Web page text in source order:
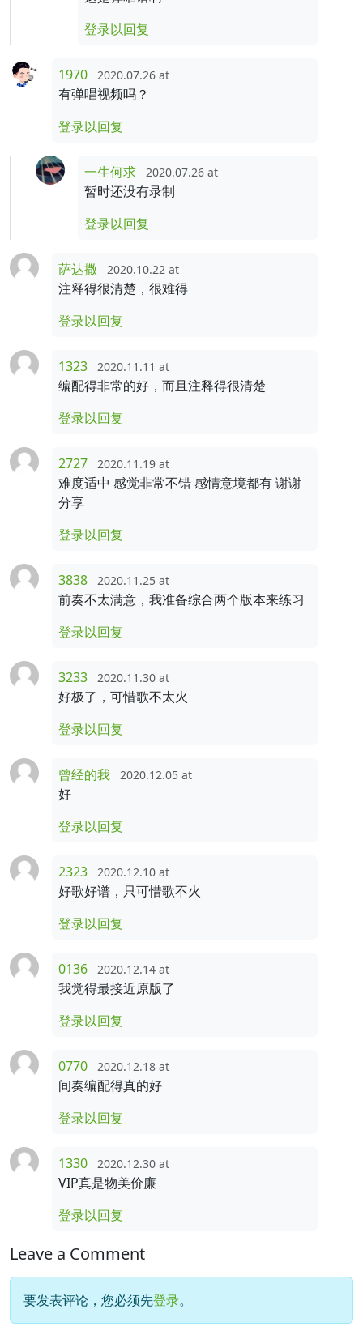
登录以回复
1970 2020.07.26 at
有弹唱视频吗？
登录以回复
一生何求 2020.07.26 at
暂时还没有录制
登录以回复
萨达撒 2020.10.22 at
注释得很清楚，很难得
登录以回复
1323 2020.11.11 at
编配得非常的好，而且注释得很清楚
登录以回复
2727 2020.11.19 at
难度适中 感觉非常不错 感情意境都有 谢谢
分享
登录以回复
3838 2020.11.25 at
前奏不太满意，我准备综合两个版本来练习
登录以回复
3233 2020.11.30 at
好极了，可惜歌不太火
登录以回复
曾经的我 2020.12.05 at
好
登录以回复
2323 2020.12.10 at
好歌好谱，只可惜歌不火
登录以回复
0136 2020.12.14 at
我觉得最接近原版了
登录以回复
0770 2020.12.18 at
间奏编配得真的好
登录以回复
1330 2020.12.30 at
VIP真是物美价廉
登录以回复
Leave a Comment
要发表评论，您必须先登录。